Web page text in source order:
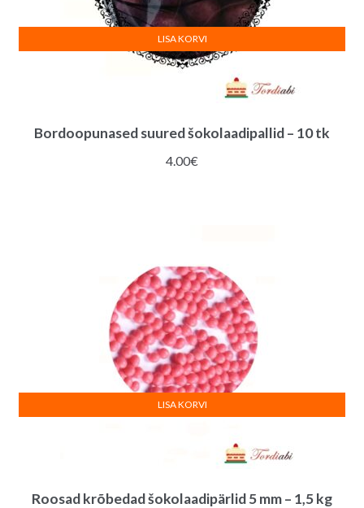
Bordoopunased suured šokolaadipallid – 10 tk
4.00€
LISA KORVI
Roosad krõbedad šokolaadipärlid 5 mm – 1,5 kg
LISA KORVI